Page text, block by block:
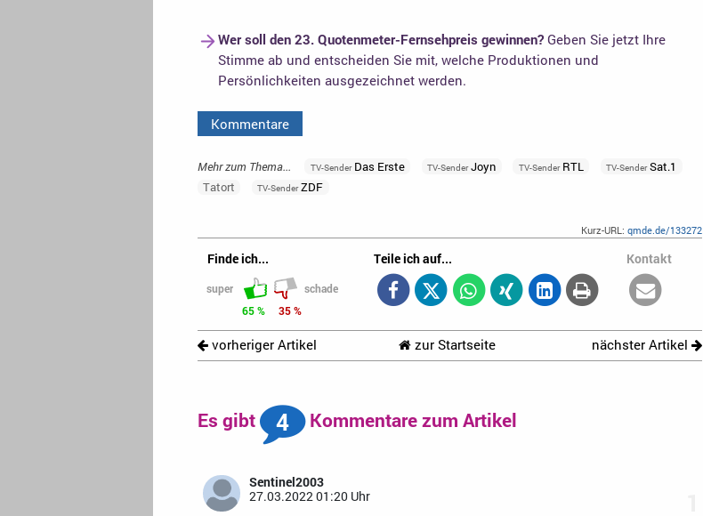
Wer soll den 23. Quotenmeter-Fernsehpreis gewinnen?Geben Sie jetzt Ihre
Stimme ab und entscheiden Sie mit, welche Produktionen und
Persönlichkeiten ausgezeichnet werden.
Kommentare
Mehr zum Thema... TV-SenderDas Erste TV-SenderJoyn TV-SenderRTL TV-SenderSat.1
Tatort
TV-SenderZDF
Kurz-URL:qmde.de/133272
Finde ich...
super
schade
65 %
35 %
Teile ich auf... Kontakt
vorheriger Artikel zur Startseite nächster Artikel
Es gibt 4 Kommentare zum Artikel
Sentinel2003
27.03.2022 01:20 Uhr